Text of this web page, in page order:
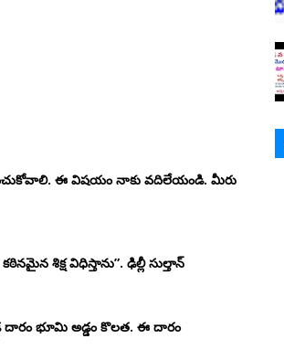
ఈ విషయం నాకు వదిలేయండి. మీరు
శిక్ష విధిస్తాను”. ఢిల్లీ సుల్తాన్
దారం భూమి అడ్డం కొలత. ఈ దారం